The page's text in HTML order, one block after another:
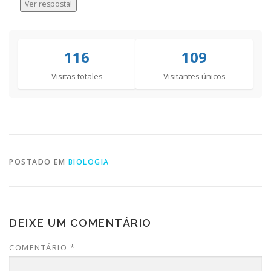
Ver resposta!
116
Visitas totales
109
Visitantes únicos
POSTADO EM BIOLOGIA
DEIXE UM COMENTÁRIO
COMENTÁRIO *